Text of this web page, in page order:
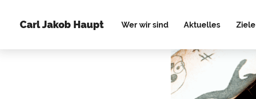
Carl Jakob Haupt Wer wir sind Aktuelles Ziele